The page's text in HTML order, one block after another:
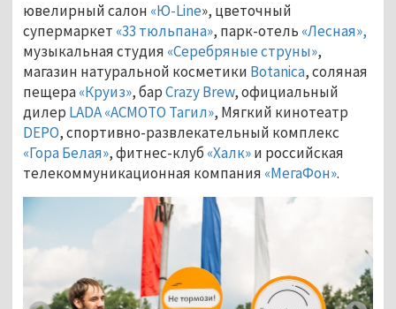
ювелирный салон «Ю-Line», цветочный
супермаркет «33 тюльпана», парк-отель «Лесная»,
музыкальная студия «Серебряные струны»,
магазин натуральной косметики Botanica, соляная
пещера«Круиз», барCrazy Brew, официальный
дилер LADA «АСМОТО Тагил», Мягкий кинотеатр
DEPO, спортивно-развлекательный комплекс
«Гора Белая», фитнес-клуб «Халк»и российская
телекоммуникационная компания «МегаФон».